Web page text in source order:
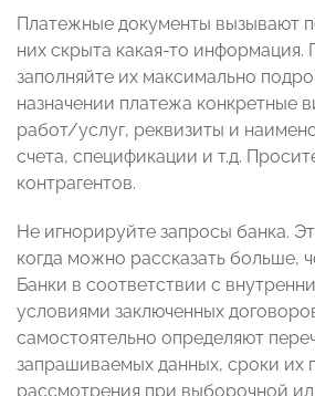
Платежные документы вызывают
них скрыта какая-то информация.
заполняйте их максимально
назначении платежа конкретные
работ/услуг, реквизиты и
счета, спецификации и т.д.
контрагентов.
Не игнорируйте запросы банка.
когда можно рассказать больше,
Банки в соответствии с
условиями заключенных
самостоятельно определяют
запрашиваемых данных, сроки их
рассмотрения при выборочной